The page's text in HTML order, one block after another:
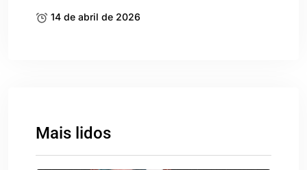
14 de abril de 2026
Mais lidos